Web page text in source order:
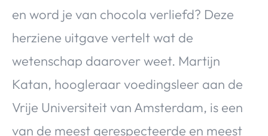
en word je van chocola verliefd? Deze
herziene uitgave vertelt wat de
wetenschap daarover weet. Martijn
Katan, hoogleraar voedingsleer aan de
Vrije Universiteit van Amsterdam, is een
van de meest gerespecteerde en meest